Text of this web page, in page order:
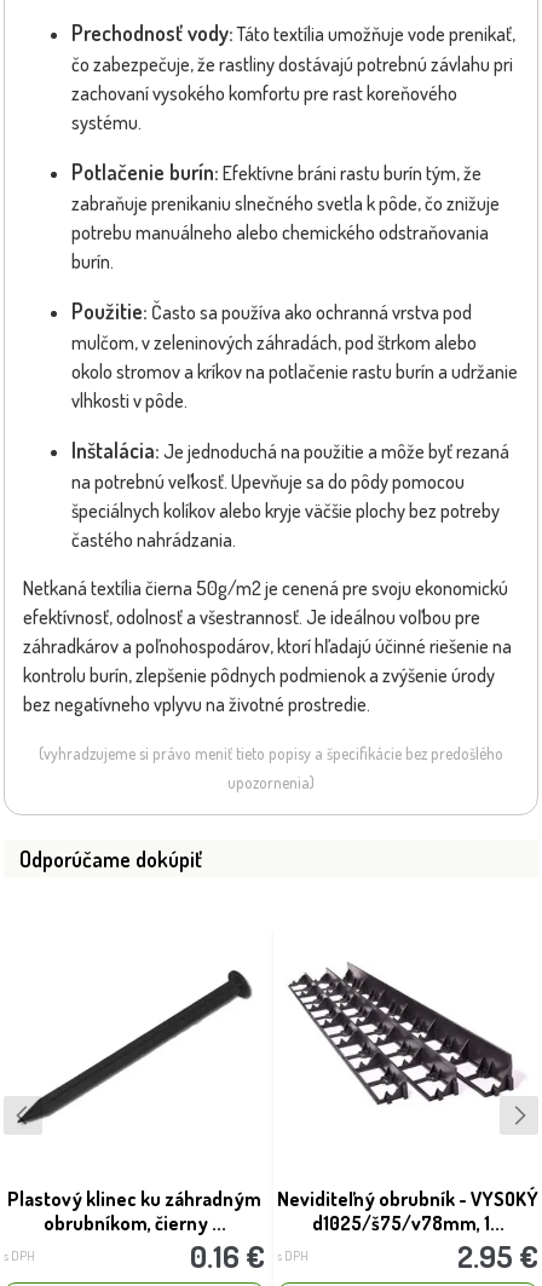
Prechodnosť vody:Táto textília umožňuje vode prenikať,
čo zabezpečuje, že rastliny dostávajú potrebnú závlahu pri
zachovaní vysokého komfortu pre rast koreňového
systému.
Potlačenie burín: Efektívne bráni rastu burín tým, že
zabraňuje prenikaniu slnečného svetla k pôde, čo znižuje
potrebu manuálneho alebo chemického odstraňovania
burín.
Použitie: Často sa používa ako ochranná vrstva pod
mulčom, v zeleninových záhradách, pod štrkom alebo
okolo stromov a kríkov na potlačenie rastu burín a udržanie
vlhkosti v pôde.
Inštalácia: Je jednoduchá na použitie a môže byť rezaná
na potrebnú veľkosť. Upevňuje sa do pôdy pomocou
špeciálnych kolíkov alebo kryje väčšie plochy bez potreby
častého nahrádzania.
Netkaná textília čierna 50g/m2 je cenená pre svoju ekonomickú
efektívnosť, odolnosť a všestrannosť. Je ideálnou voľbou pre
záhradkárov a poľnohospodárov, ktorí hľadajú účinné riešenie na
kontrolu burín, zlepšenie pôdnych podmienok a zvýšenie úrody
bez negatívneho vplyvu na životné prostredie.
(vyhradzujeme si právo meniť tieto popisy a špecifikácie bez predošlého
upozornenia)
Odporúčame dokúpiť
Plastový klinec ku záhradným
obrubníkom, čierny ...
s DPH 0.16 €
Neviditeľný obrubník - VYSOKÝ
d1025/š75/v78mm, 1...
s DPH 2.95 €